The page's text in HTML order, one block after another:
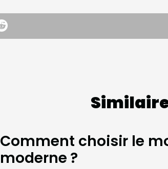
Comment choisir le
moderne ?